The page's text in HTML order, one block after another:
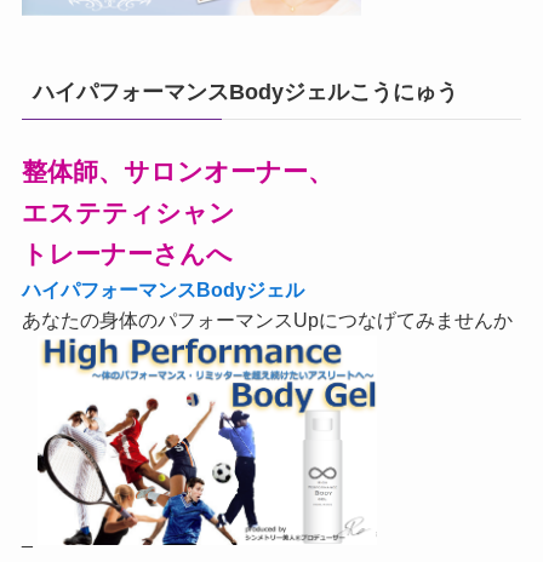
ハイパフォーマンスBodyジェルこうにゅう
整体師、サロンオーナー、
エステティシャン
トレーナーさんへ
ハイパフォーマンスBodyジェル
あなたの身体のパフォーマンスUpにつなげてみませんか